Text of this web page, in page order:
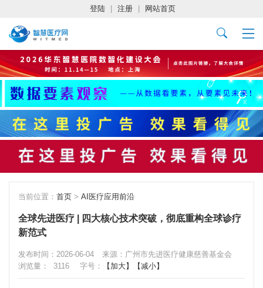
登陆 注册 网站首页
当前位置： 首页 > AI医疗应用前沿
全球先进医疗 | 四大核心技术突破，彻底重构全球诊疗
新范式
发布时间：2026-06-04
来源：广州市先进医疗健康慈善基金会
浏览量：
3116 字号： 【加大】 【减小】